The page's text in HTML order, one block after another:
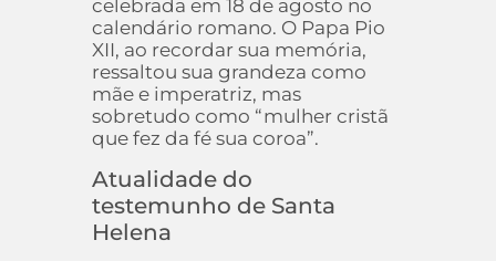
celebrada em 18 de agosto no
calendário romano. O Papa Pio
XII, ao recordar sua memória,
ressaltou sua grandeza como
mãe e imperatriz, mas
sobretudo como “mulher cristã
que fez da fé sua coroa”.
Atualidade do
testemunho de Santa
Helena